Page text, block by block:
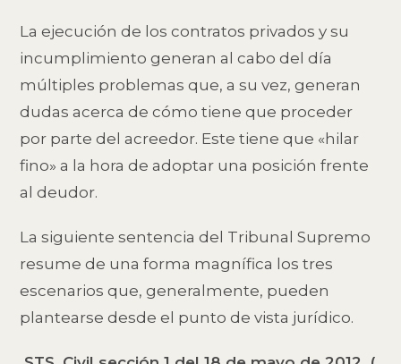
La ejecución de los contratos privados y su
incumplimiento generan al cabo del día
múltiples problemas que, a su vez, generan
dudas acerca de cómo tiene que proceder
por parte del acreedor. Este tiene que «hilar
fino» a la hora de adoptar una posición frente
al deudor.
La siguiente sentencia del Tribunal Supremo
resume de una forma magnífica los tres
escenarios que, generalmente, pueden
plantearse desde el punto de vista jurídico.